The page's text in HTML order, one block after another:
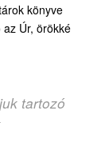
könyve
Úr, örökké
tartozó